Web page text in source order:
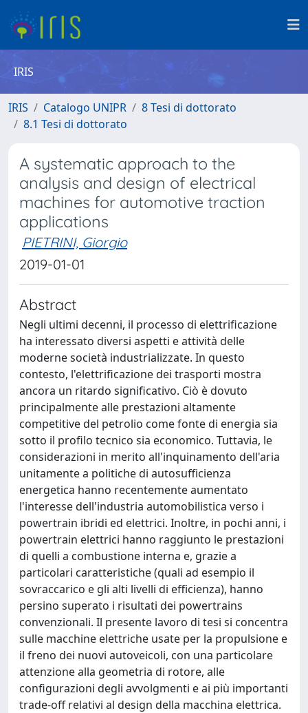
IRIS
IRIS Catalogo UNIPR
8 Tesi di dottorato
8.1 Tesi di dottorato
A systematic approach to the
analysis and design of electrical
machines for automotive traction
applications
PIETRINI, Giorgio
2019-01-01
Abstract
Negli ultimi decenni, il processo di elettrificazione
ha interessato diversi aspetti e attività delle
moderne società industrializzate. In questo
contesto, l'elettrificazione dei trasporti mostra
ancora un ritardo significativo. Ciò è dovuto
principalmente alle prestazioni altamente
competitive del petrolio come fonte di energia sia
sotto il profilo tecnico sia economico. Tuttavia, le
considerazioni in merito all'inquinamento dell'aria
unitamente a politiche di autosufficienza
energetica hanno recentemente aumentato
l'interesse dell'industria automobilistica verso i
powertrain ibridi ed elettrici. Inoltre, in pochi anni, i
powertrain elettrici hanno raggiunto le prestazioni
di quelli a combustione interna e, grazie a
particolari caratteristiche (quali ad esempio il
sovraccarico e gli alti livelli di efficienza), hanno
persino superato i risultati dei powertrains
convenzionali. Il presente lavoro di tesi si concentra
sulle macchine elettriche usate per la propulsione e
il freno dei nuovi autoveicoli, con una particolare
attenzione alla geometria di rotore, alle
configurazioni degli avvolgmenti e ai più importanti
trade-off relativi al design della macchina elettrica.